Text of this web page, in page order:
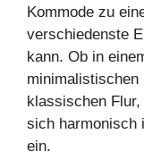
Kommode zu
verschiedenste
kann. Ob in
minimalistischen
klassischen
sich harmonisch
ein.